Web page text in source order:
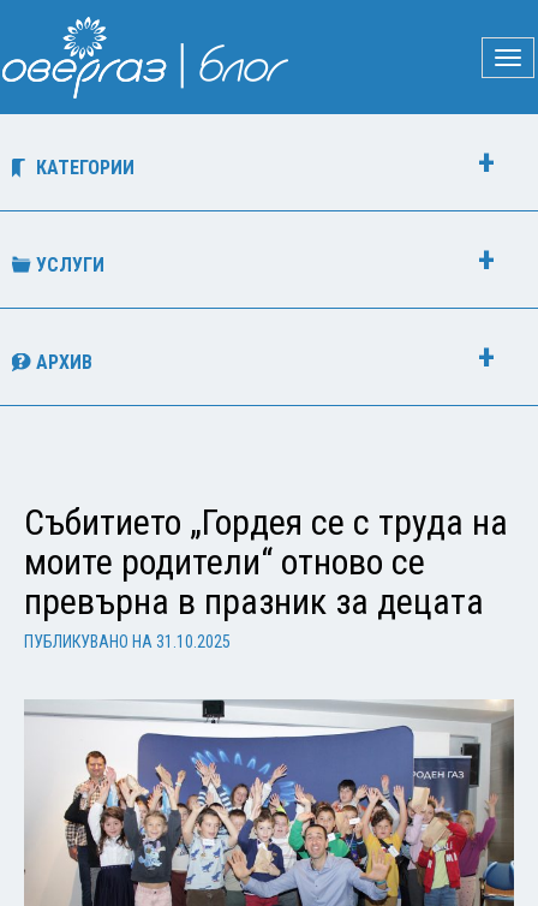
КАТЕГОРИИ
УСЛУГИ
АРХИВ
Събитието „Гордея се с труда на
моите родители“ отново се
превърна в празник за децата
ПУБЛИКУВАНО НА 31.10.2025